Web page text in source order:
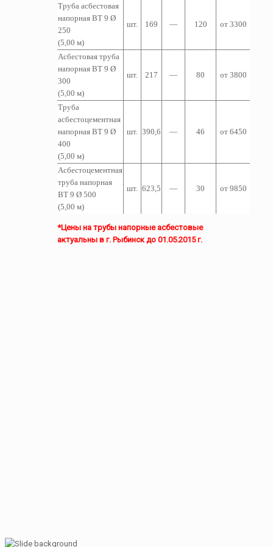
Труба асбестовая
напорная ВТ 9 Ø
250
(5,00 м)
шт. 169 — 120 от 3300
Асбестовая труба
напорная ВТ 9 Ø
300
(5,00 м)
шт. 217 — 80 от 3800
Труба
асбестоцементная
напорная ВТ 9 Ø
400
(5,00 м)
шт. 390,6 — 46 от 6450
Асбестоцементная
трубанапорная
ВТ 9 Ø 500
(5,00 м)
шт. 623,5 — 30 от 9850
*Цены на трубы напорные асбестовые
актуальны в г. Рыбинск до 01.05.2015 г.